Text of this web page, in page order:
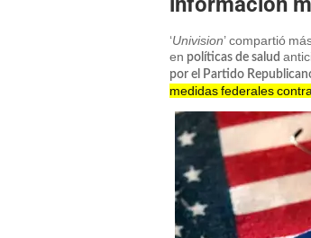
‘Univision’ compartió
en políticas de salud
por el Partido
medidas federales